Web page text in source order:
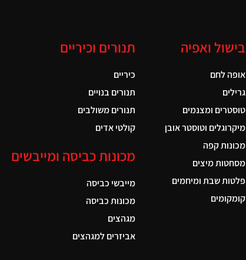
בישול ואפיה
אופה לחם
גרילים
טוסטרים ומצנמים
מיקרוגלים וטוסטר אובן
מכונות קפה
מסחטות מיצים
פלטות שבת ומיחמים
קומקומים
תנורים וכיריים
כיריים
תנורים בנויים
תנורים משולבים
קולטי אדים
מכונות כביסה ומייבשים
מייבשי כביסה
מכונות כביסה
מגהצים
אביזרים למגהצים